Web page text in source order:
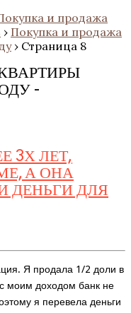
и продажа
› Покупка и продажа
› Страница 8
-
3Х ЛЕТ,
А ОНА
ДЕНЬГИ ДЛЯ
Я продала 1/2 доли в
моим доходом банк не
я перевела деньги